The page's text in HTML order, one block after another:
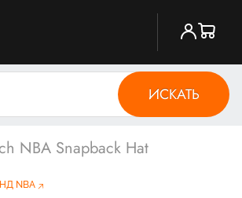
ИСКАТЬ
NBA Snapback Hat
NBA